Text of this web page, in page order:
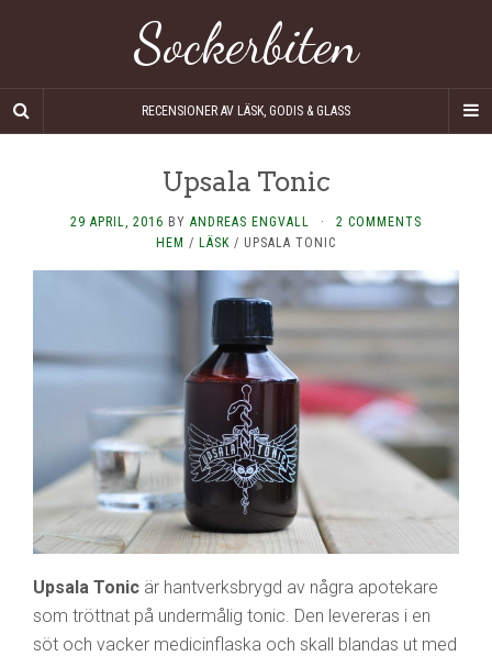
Sockerbiten
RECENSIONER AV LÄSK, GODIS & GLASS
Upsala Tonic
29 APRIL, 2016 BY ANDREAS ENGVALL ·
2 COMMENTS
HEM / LÄSK / UPSALA TONIC
Upsala Tonic är hantverksbrygd av några apotekare
som tröttnat på undermålig tonic. Den levereras i en
söt och vacker medicinflaska och skall blandas ut med